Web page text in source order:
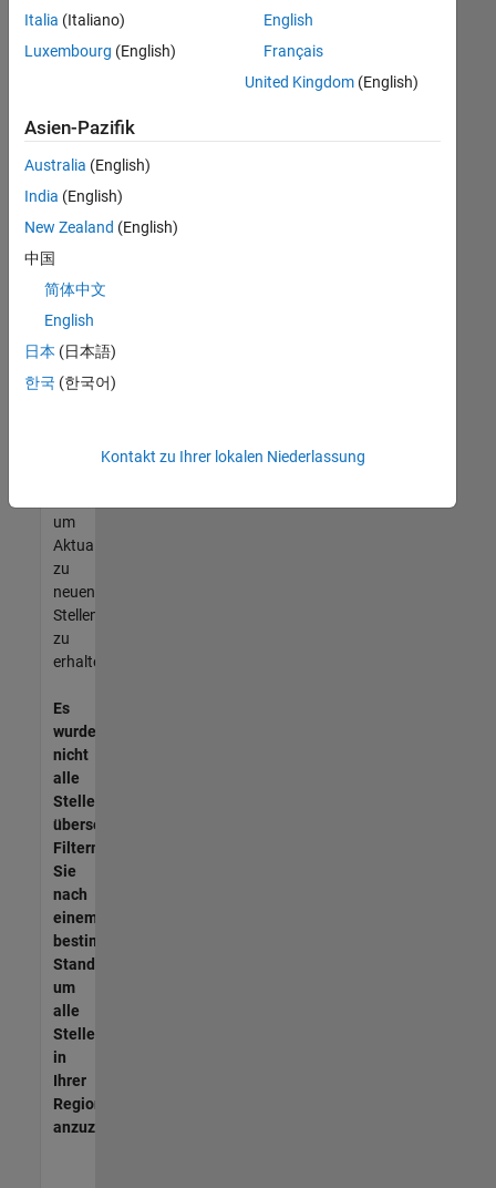
alle
Stellenangebote
anzeigen .
noch
keine
offenen
Stellen
können,
die
Ihren
entsprechen,
werden
unseres
um
Aktualisierungen
zu
neuen
Stellenangeboten
zu
erhalten.
Es
wurden
nicht
alle
Stellen
übersetzt.
Filtern
Sie
nach
einem
bestimmten
Standort,
um
alle
Stellenangebote
in
Ihrer
Region
anzuzeigen.
Italia (Italiano)
Luxembourg (English)
English
Français
United Kingdom(English)
Asien-Pazifik
Australia (English)
India (English)
New Zealand (English)
中国
简体中文
English
日本 (日本語)
한국 (한국어)
Kontakt zu Ihrer lokalen Niederlassung